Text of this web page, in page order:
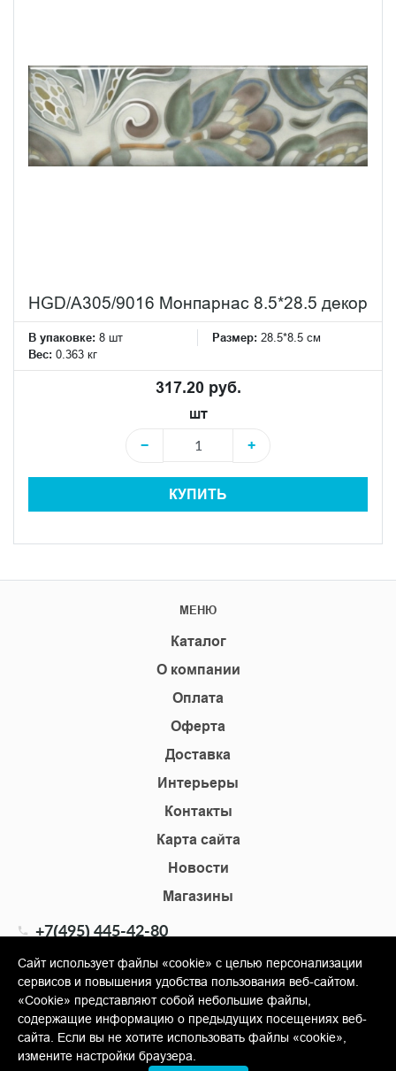
HGD/A305/9016 Монпарнас 8.5*28.5 декор
В упаковке: 8 шт Размер: 28.5*8.5 см
Вес: 0.363 кг
317.20 руб.
шт
−
+
КУПИТЬ
МЕНЮ
Каталог
О компании
Оплата
Оферта
Доставка
Интерьеры
Контакты
Карта сайта
Новости
Магазины
+7(495) 445-42-80
info@shopkm.ru
© Copyright 2013-2026 KERAMA MARAZZI, ООО «Гамма
Керамика»
Сайт использует файлы «cookie» с целью персонализации
сервисов и повышения удобства пользования веб-сайтом.
«Cookie» представляют собой небольшие файлы,
содержащие информацию о предыдущих посещениях веб-
сайта. Если вы не хотите использовать файлы «cookie»,
измените настройки браузера.